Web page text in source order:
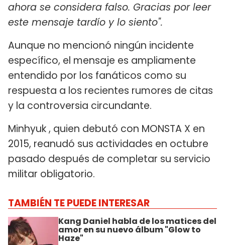
ahora se considera falso. Gracias por leer
este mensaje tardío y lo siento".
Aunque no mencionó ningún incidente
específico, el mensaje es ampliamente
entendido por los fanáticos como su
respuesta a los recientes rumores de citas
y la controversia circundante.
Minhyuk , quien debutó con MONSTA X en
2015, reanudó sus actividades en octubre
pasado después de completar su servicio
militar obligatorio.
TAMBIÉN TE PUEDE INTERESAR
Kang Daniel habla de los matices del
amor en su nuevo álbum "Glow to
Haze"